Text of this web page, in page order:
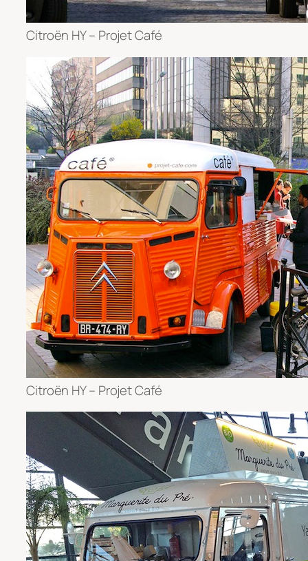
Citroën HY – Projet Café
Citroën HY – Projet Café